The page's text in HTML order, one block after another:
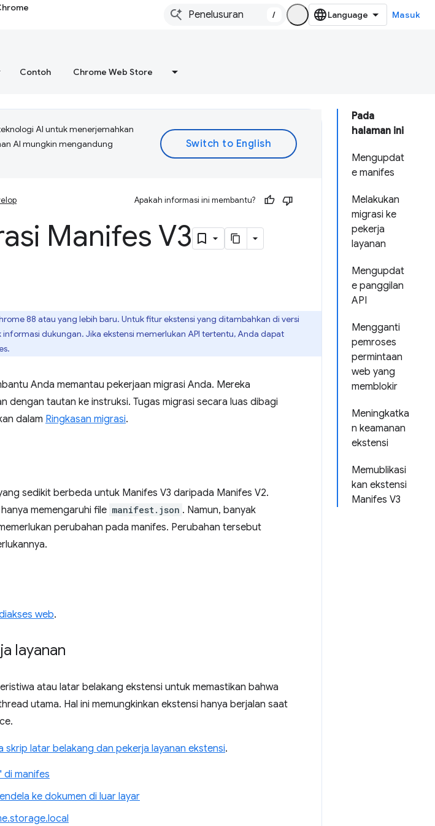
/ Masuk
Contoh Chrome Web Store
Pada
halaman ini
Mengupdat
e manifes
Melakukan
migrasi ke
pekerja
layanan
Mengupdat
e panggilan
API
Mengganti
pemroses
permintaan
web yang
memblokir
Meningkatka
n keamanan
ekstensi
Memublikasi
kan ekstensi
Manifes V3
AI untuk menerjemahkan
AI mungkin mengandung
Apakah informasi ini membantu?
Manifes V3
88 atau yang lebih baru. Untuk fitur ekstensi yang ditambahkan di versi
informasi dukungan. Jika ekstensi memerlukan API tertentu, Anda dapat
Anda memantau pekerjaan migrasi Anda. Mereka
dengan tautan ke instruksi. Tugas migrasi secara luas dibagi
dalam Ringkasan migrasi.
sedikit berbeda untuk Manifes V3 daripada Manifes V2.
memengaruhi file manifest.json . Namun, banyak
perubahan pada manifes. Perubahan tersebut
web.
layanan
atau latar belakang ekstensi untuk memastikan bahwa
utama. Hal ini memungkinkan ekstensi hanya berjalan saat
skrip latar belakang dan pekerja layanan ekstensi.
di manifes
ke dokumen di luar layar